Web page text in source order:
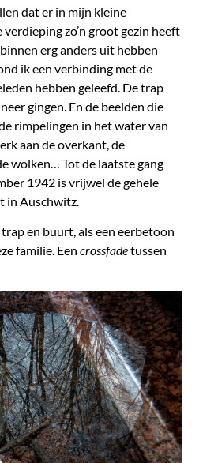
dat er in mijn kleine
zo’n groot gezin heeft
erg anders uit hebben
ik een verbinding met de
hebben geleefd. De trap
gingen. En de beelden die
rimpelingen in het water van
aan de overkant, de
wolken… Tot de laatste gang
1942 is vrijwel de gehele
in Auschwitz.
en buurt, als een eerbetoon
familie. Eencrossfadetussen